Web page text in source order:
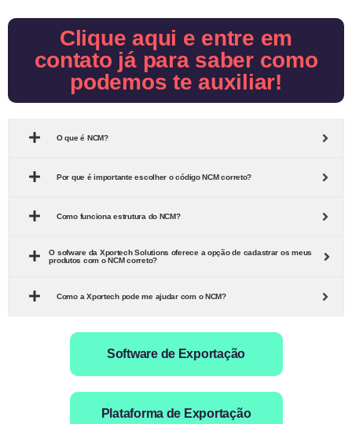
Clique aqui e entre em
contato já para saber como
podemos te auxiliar!
O que é NCM?
Por que é importante escolher o código NCM correto?
Como funciona estrutura do NCM?
O sofware da Xportech Solutions oferece a opção de cadastrar os meus
produtos com o NCM correto?
Como a Xportech pode me ajudar com o NCM?
Software de Exportação
Plataforma de Exportação